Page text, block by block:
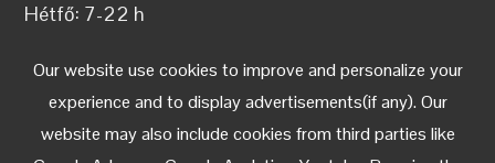
Our website use cookies to improve and personalize your
experience and to display advertisements(if any). Our
website may also include cookies from third parties like
Hétfő: 7-22 h
Szerda: 7-22 h
Csütörtök: 7-22 h
Péntek: 7-22 h